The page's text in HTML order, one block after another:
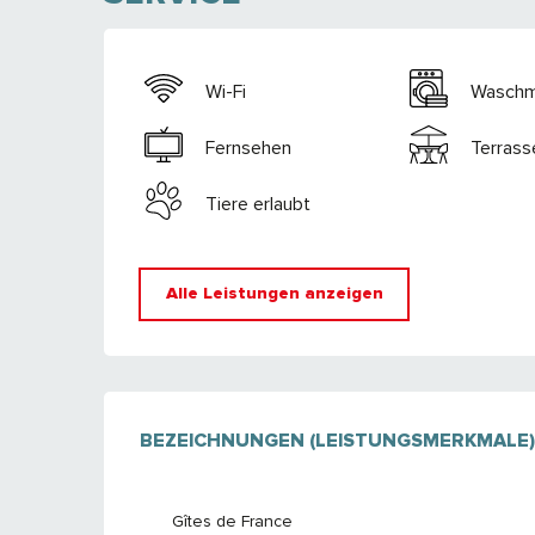
Wi-Fi
Fernsehen
Tiere erlaubt
Alle Leistungen anzeigen
BEZEICHNUNGEN (LEISTUNGSMERKMALE)
BEZEICHNUNGEN (LEISTUNGSMERKMALE)
Gîtes de France